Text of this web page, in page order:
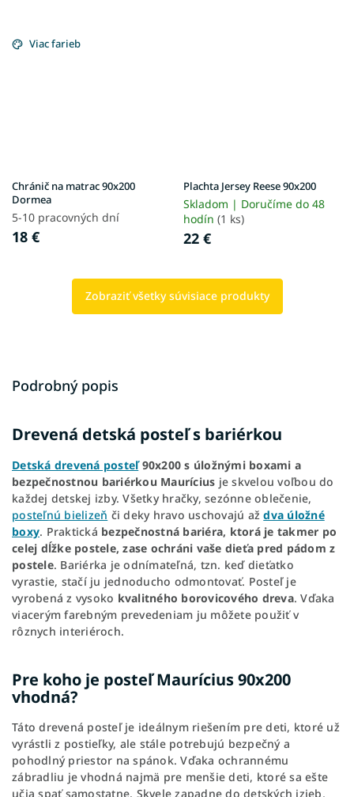
Viac farieb
Chránič na matrac 90x200
Dormea
5-10 pracovných dní
18 €
Plachta Jersey Reese 90x200
Skladom | Doručíme do 48
hodín (1 ks)
22 €
Zobraziť všetky súvisiace produkty
Podrobný popis
Drevená detská posteľ s bariérkou
Detská drevená posteľ90x200 s úložnými boxami a
bezpečnostnou bariérkou Maurícius je skvelou voľbou do
každej detskej izby. Všetky hračky, sezónne oblečenie,
posteľnú bielizeň či deky hravo uschovajú aždva úložné
boxy. Praktická bezpečnostná bariéra, ktorá je takmer po
celej dĺžke postele, zase ochráni vaše dieťa pred pádom z
postele. Bariérka je odnímateľná, tzn. keď dieťatko
vyrastie, stačí ju jednoducho odmontovať. Posteľ je
vyrobená z vysoko kvalitného borovicového dreva. Vďaka
viacerým farebným prevedeniam ju môžete použiť v
rôznych interiéroch.
Pre koho je posteľ Maurícius 90x200
vhodná?
Táto drevená posteľ je ideálnym riešením pre deti, ktoré už
vyrástli z postieľky, ale stále potrebujú bezpečný a
pohodlný priestor na spánok. Vďaka ochrannému
zábradliu je vhodná najmä pre menšie deti, ktoré sa ešte
učia spať samostatne. Skvele zapadne do detských izieb,